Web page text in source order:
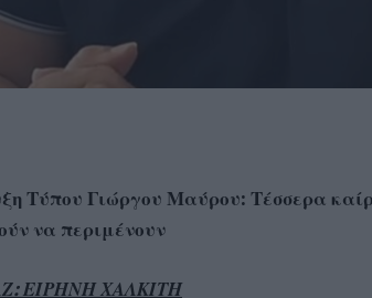
Τύπου Γιώργου Μαύρου: Τέσσερα
να περιμένουν
ΕΙΡΗΝΗ ΧΑΛΚΙΤΗ